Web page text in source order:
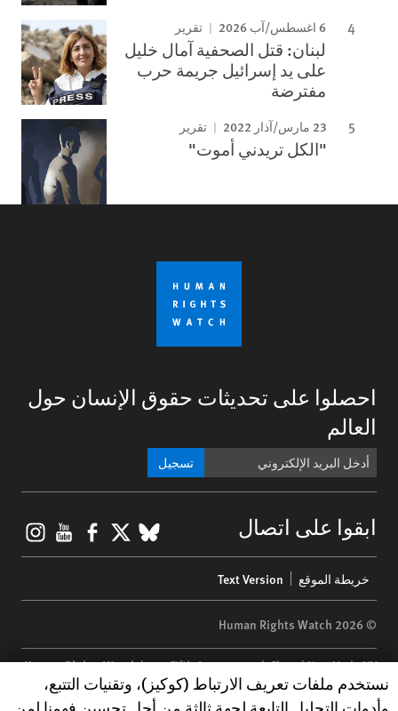
6 اغسطس/آب 2026 تقرير
لبنان: قتل الصحفية آمال خليل
على يد إسرائيل جريمة حرب
مفترضة
23 مارس/آذار 2022 تقرير
"الكل تريدني أموت"
احصلوا على تحديثات حقوق الإنسان حول
العالم
تسجيل
ابقوا على اتصال BlueSky
X
menu
خريطة الموقع Text Version
© 2026 Human Rights Watch
Human Rights Watch| 350 Fifth Avenue, 34th Floor | New York,NY
10118-3299 USA|t 1.212.290.4700
Human Rights Watch cookie preferences
نستخدم ملفات تعريف الارتباط (كوكيز)، وتقنيات التتبع،